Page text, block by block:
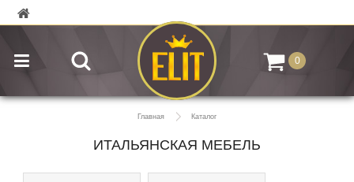
0
Главная Каталог
ИТАЛЬЯНСКАЯ МЕБЕЛЬ